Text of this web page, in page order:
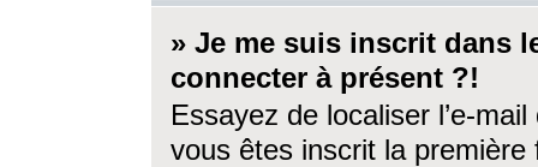
» Je me suis inscrit dans
connecter à présent ?!
Essayez de localiser l’e-
vous êtes inscrit la première